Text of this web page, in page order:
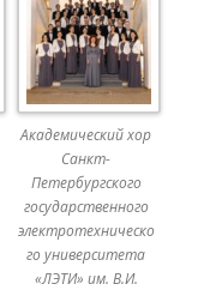
Академический хор
Санкт-
Петербургского
государственного
электротехническо
го университета
«ЛЭТИ» им. В.И.